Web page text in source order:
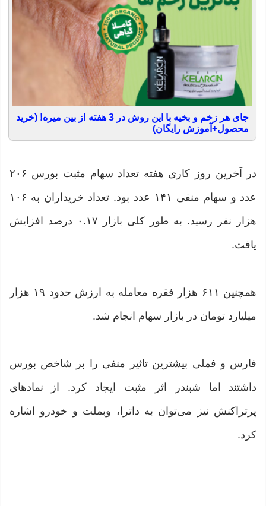
جای هر زخم و بخیه با این روش در 3 هفته از بین میره! (خرید
محصول+آموزش رایگان)
در آخرین روز کاری هفته تعداد سهام مثبت بورس ۲۰۶
عدد و سهام منفی ۱۴۱ عدد بود. تعداد خریداران به ۱۰۶
هزار نفر رسید. به طور کلی بازار ۰.۱۷ درصد افزایش
یافت.
همچنین ۶۱۱ هزار فقره معامله به ارزش حدود ۱۹ هزار
میلیارد تومان در بازار سهام انجام شد.
فارس و فملی بیشترین تاثیر منفی را بر شاخص بورس
داشتند اما شبندر اثر مثبت ایجاد کرد. از نمادهای
پرتراکنش نیز می‌توان به داترا، وبملت و خودرو اشاره
کرد.